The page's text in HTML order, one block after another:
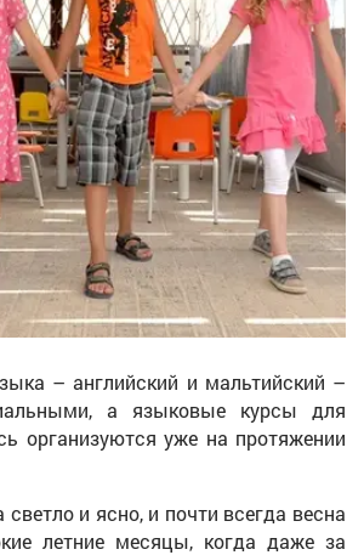
– английский и мальтийский –
а языковые курсы для
организуются уже на протяжении
и ясно, и почти всегда весна
летние месяцы, когда даже за